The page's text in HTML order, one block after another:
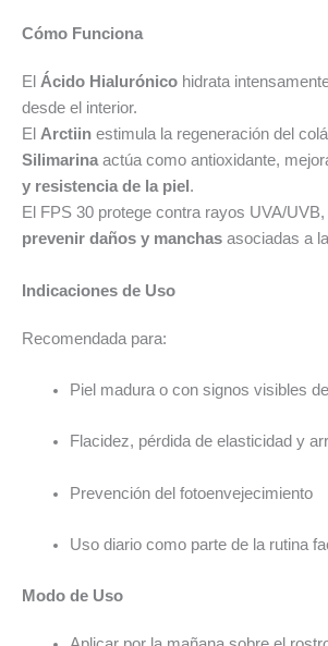
Cómo Funciona
El Ácido Hialurónico hidrata
desde el interior.
El Arctiin estimula la regeneración del
Silimarina actúa como antioxidante,
y resistencia de la piel .
El FPS 30 protege contra rayos UVA/
prevenir daños y manchas asociadas a
Indicaciones de Uso
Recomendada para:
Piel madura o con signos visibles
Flacidez, pérdida de elasticidad y
Prevención del fotoenvejecimiento
Uso diario como parte de la rutina
Modo de Uso